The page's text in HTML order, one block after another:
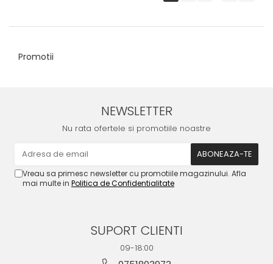
Promotii
NEWSLETTER
Nu rata ofertele si promotiile noastre
Vreau sa primesc newsletter cu promotiile magazinului. Afla
mai multe in Politica de Confidentialitate
SUPORT CLIENTI
09-18:00